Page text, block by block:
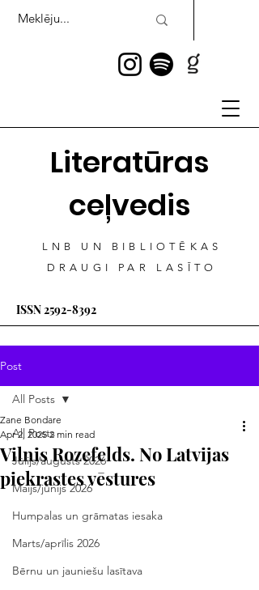
Literatūras
ceļvedis
LNB UN BIBLIOTĒKAS
DRAUGI PAR LASĪTO
ISSN2592-8392
Post
All Posts
Jūlijs/augusts 2026
Maijs/jūnijs 2026
Humpalas un grāmatas iesaka
Marts/aprīlis 2026
Bērnu un jauniešu lasītava
All Posts
Vilnis Rozefelds. No Latvijas
piekrastes vēstures
Zane Bondare
Apr 2, 2025 2 min read